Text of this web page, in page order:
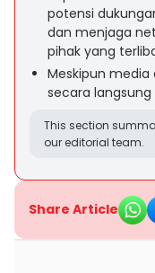
potensi
dan menjaga
pihak yang
Meskipun
secara langsung
This section
our editorial team.
Share Article